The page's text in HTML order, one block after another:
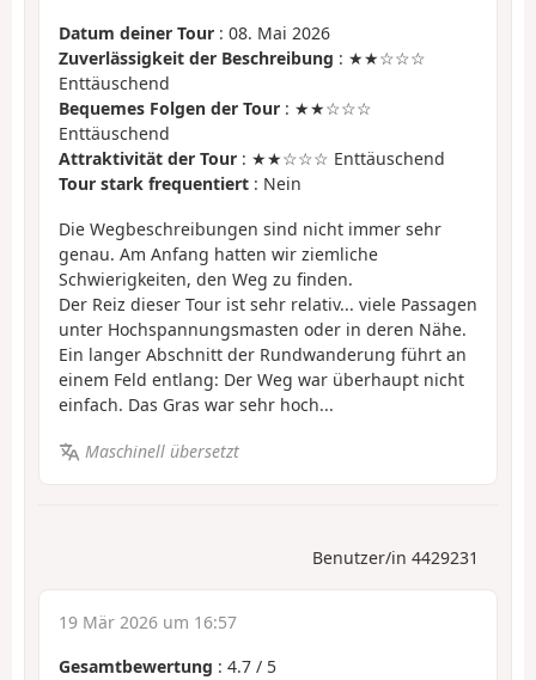
Datum deiner Tour : 08. Mai 2026
Zuverlässigkeit der Beschreibung : ★★☆☆☆
Enttäuschend
Bequemes Folgen der Tour : ★★☆☆☆
Enttäuschend
Attraktivität der Tour : ★★☆☆☆ Enttäuschend
Tour stark frequentiert : Nein
Die Wegbeschreibungen sind nicht immer sehr
genau. Am Anfang hatten wir ziemliche
Schwierigkeiten, den Weg zu finden.
Der Reiz dieser Tour ist sehr relativ... viele Passagen
unter Hochspannungsmasten oder in deren Nähe.
Ein langer Abschnitt der Rundwanderung führt an
einem Feld entlang: Der Weg war überhaupt nicht
einfach. Das Gras war sehr hoch...
Maschinell übersetzt
Benutzer/in 4429231
19 Mär 2026 um 16:57
Gesamtbewertung : 4.7 / 5